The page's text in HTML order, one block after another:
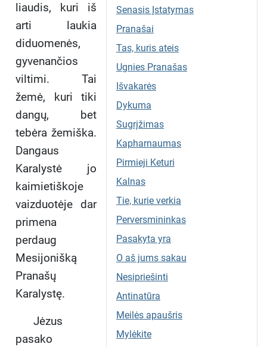
Senasis Įstatymas
Pranašai
Tas, kuris ateis
Ugnies Pranašas
Išvakarės
Dykuma
Sugrįžimas
Kapharnaumas
Pirmieji Keturi
Kalnas
Tie, kurie verkia
Perversmininkas
Pasakyta yra
O aš jums sakau
Nesipriešinti
Antinatūra
Meilės apaušris
Mylėkite
liaudis, kuri iš
arti laukia
diduomenės,
gyvenančios
viltimi. Tai
žemė, kuri tiki
dangų, bet
tebėra žemiška.
Dangaus
Karalystė jo
kaimietiškoje
vaizduotėje dar
primena
perdaug
Mesijonišką
Pranašų
Karalystę.
Jėzus
pasako